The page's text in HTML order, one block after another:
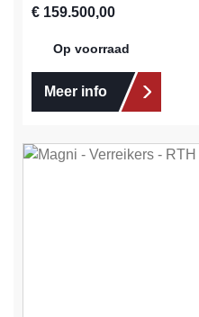
Normale prijs:
€ 159.500,00
Op voorraad
Meer info